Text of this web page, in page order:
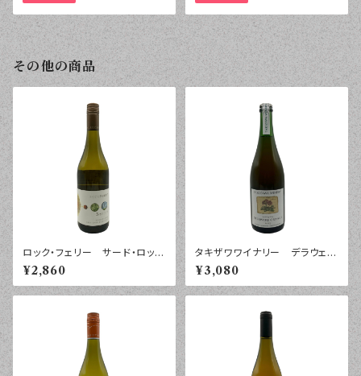
その他の商品
ロック・フェリー サード・ロッ
ク ソーヴィニヨン・ブラン マ
ールボロ ２０２４年 ７５０ｍ
ｌ
¥2,860
タキザワワイナリー デラウェ
ア オレンジ スパークリン
グ ２０２５年 ７５０ｍｌ
¥3,080